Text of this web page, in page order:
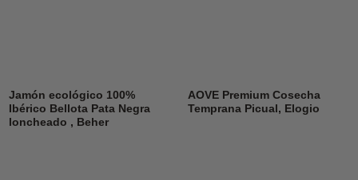
Jamón ecológico 100%
Ibérico Bellota Pata Negra
loncheado , Beher
AOVE Premium Cosecha
Temprana Picual, Elogio